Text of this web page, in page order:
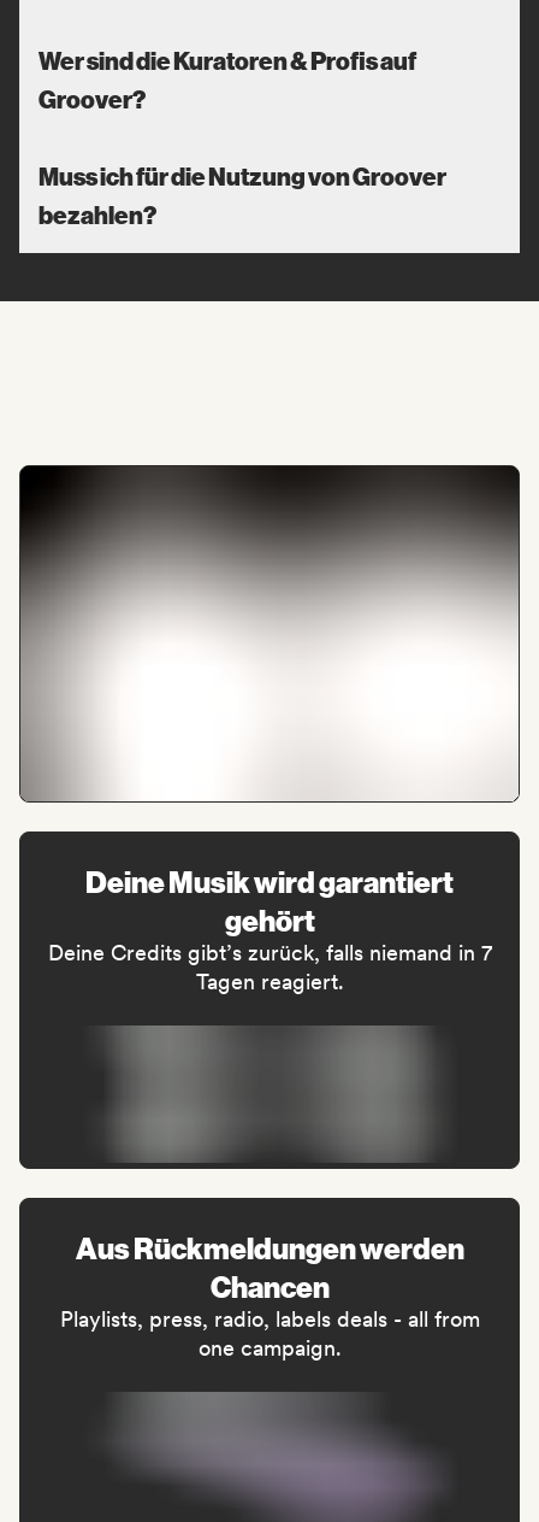
Wer sind die Kuratoren & Profis auf
Groover?
Muss ich für die Nutzung von Groover
bezahlen?
Deine Musik wird garantiert
gehört
Deine Credits gibt’s zurück, falls niemand in 7
Tagen reagiert.
Aus Rückmeldungen werden
Chancen
Playlists, press, radio, labels deals - all from
one campaign.